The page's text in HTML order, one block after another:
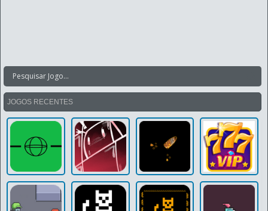
JOGOS RECENTES